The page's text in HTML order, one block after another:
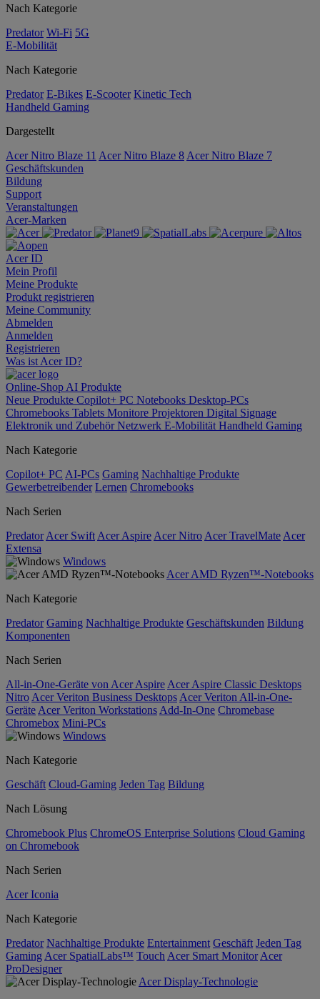
Nach Kategorie
Predator Wi-Fi 5G
E-Mobilität
Nach Kategorie
Predator E-Bikes E-Scooter Kinetic Tech
Handheld Gaming
Dargestellt
Acer Nitro Blaze 11 Acer Nitro Blaze 8 Acer Nitro Blaze 7
Geschäftskunden
Bildung
Support
Veranstaltungen
Acer-Marken
Acer ID
Mein Profil
Meine Produkte
Produkt registrieren
Meine Community
Abmelden
Anmelden
Registrieren
Was ist Acer ID?
Online-Shop AI Produkte
Neue Produkte Copilot+ PC Notebooks Desktop-PCs
Chromebooks Tablets Monitore Projektoren Digital Signage
Elektronik und ZubehörNetzwerk E-Mobilität Handheld Gaming
Nach Kategorie
Copilot+ PC AI-PCs Gaming Nachhaltige Produkte
Gewerbetreibender Lernen Chromebooks
Nach Serien
Predator Acer Swift Acer Aspire Acer Nitro Acer TravelMate Acer
Extensa
Windows
Acer AMD Ryzen™-Notebooks
Nach Kategorie
Predator Gaming Nachhaltige Produkte Geschäftskunden Bildung
Komponenten
Nach Serien
All-in-One-Geräte von Acer Aspire Acer Aspire Classic Desktops
Nitro Acer Veriton Business Desktops Acer Veriton All-in-One-
Geräte Acer Veriton Workstations Add-In-One Chromebase
Chromebox Mini-PCs
Windows
Nach Kategorie
Geschäft Cloud-Gaming Jeden Tag Bildung
Nach Lösung
Chromebook Plus ChromeOS Enterprise Solutions Cloud Gaming
on Chromebook
Nach Serien
Acer Iconia
Nach Kategorie
Predator Nachhaltige Produkte Entertainment Geschäft Jeden Tag
Gaming Acer SpatialLabs™ Touch Acer Smart Monitor Acer
ProDesigner
Acer Display-Technologie